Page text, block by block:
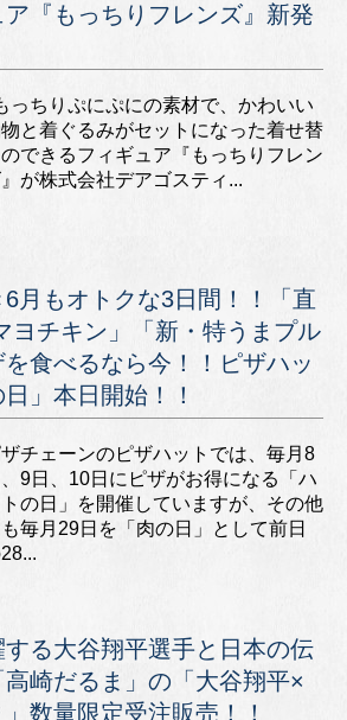
ア『もっちりフレンズ』新発
っちりぷにぷにの素材で、かわいい
と着ぐるみがセットになった着せ替
のできるフィギュア『もっちりフレン
が株式会社デアゴスティ...
月もオトクな3日間！！「直
ヨチキン」「新・特うまプル
を食べるなら今！！ピザハッ
日」本日開始！！
ザチェーンのピザハットでは、毎月8
、9日、10日にピザがお得になる「ハ
トの日」を開催していますが、その他
毎月29日を「肉の日」として前日
る大谷翔平選手と日本の伝
崎だるま」の「大谷翔平×
数量限定受注販売！！